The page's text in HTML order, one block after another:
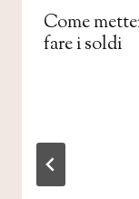
Come
fare i soldi